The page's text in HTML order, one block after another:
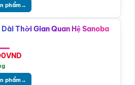
phẩm→
Thời Gian Quan Hệ Sanoba
VND
phẩm→